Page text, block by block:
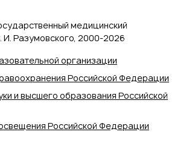
организации
Российской Федерации
и высшего образования Российской
Российской Федерации
медицинский
И. Разумовского, 2000‑2026